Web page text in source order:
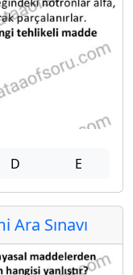
D E
Sınavı